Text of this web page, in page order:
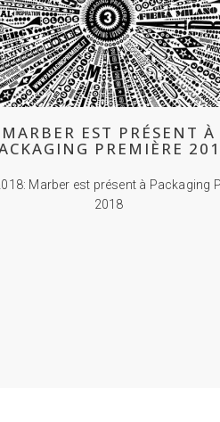
MARBER EST PRÉSENT À
PREMIÈRE
Marber est présent à Packaging
2018